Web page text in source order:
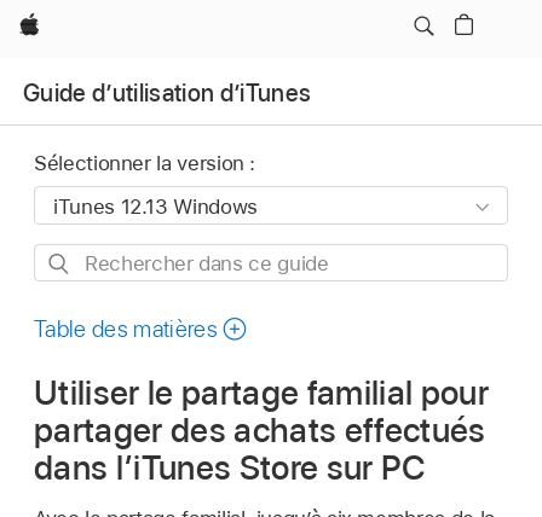
Apple
Guide d’utilisation d’iTunes
Sélectionner la version :
Rechercher
ce
Table des matières
Utiliser le partage familial pour
partager des achats effectués
dans l’iTunes Store sur PC